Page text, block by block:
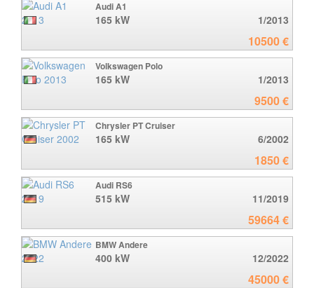
Audi A1
165 kW 1/2013
10500 €
Volkswagen Polo
165 kW 1/2013
9500 €
Chrysler PT Cruiser
165 kW 6/2002
1850 €
Audi RS6
515 kW 11/2019
59664 €
BMW Andere
400 kW 12/2022
45000 €